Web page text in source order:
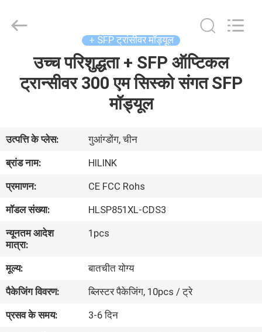
हमारे
बारे
में
कारखाने
का
गुणवत्ता
नियंत्रण
Technology
Co.,Ltd..
+ SFP ट्रांसीवर मॉड्यूल
उच्च परिशुद्धता + SFP ऑप्टिकल
ट्रान्सीवर 300 एम सिस्को संगत SFP
मॉड्यूल
उत्पत्ति के प्लेस:
गुआंग्डोंग, चीन
ब्रांड नाम:
HILINK
प्रमाणन:
CE FCC Rohs
मॉडल संख्या:
HLSP851XL-CDS3
न्यूनतम आदेश
मात्रा:
1pcs
मूल्य:
बातचीत योग्य
पैकेजिंग विवरण:
ब्लिस्टर पैकेजिंग, 10pcs / ट्रे
प्रसव के समय:
3-6 दिन